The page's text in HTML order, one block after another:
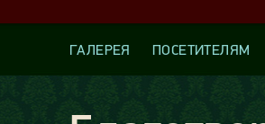
ГАЛЕРЕЯ ПОСЕТИТЕЛЯМ